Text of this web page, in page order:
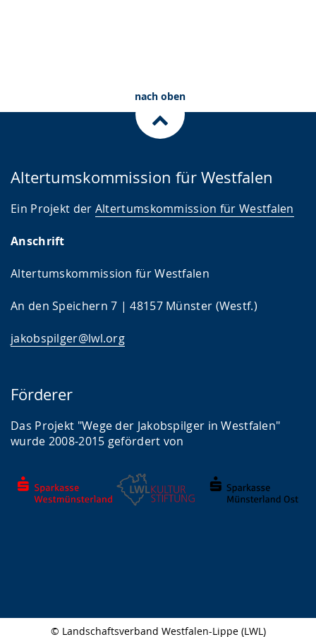
nach oben
Altertumskommission für Westfalen
Ein Projekt der Altertumskommission für Westfalen
Anschrift
Altertumskommission für Westfalen
An den Speichern 7 | 48157 Münster (Westf.)
jakobspilger@lwl.org
Förderer
Das Projekt "Wege der Jakobspilger in Westfalen"
wurde 2008-2015 gefördert von
© Landschaftsverband Westfalen-Lippe (LWL)